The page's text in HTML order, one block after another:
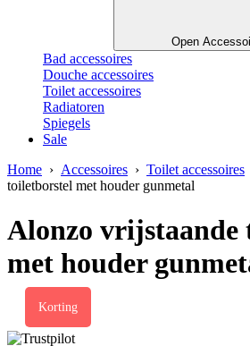
Open
Bad accessoires
Douche accessoires
Toilet accessoires
Radiatoren
Spiegels
Sale
Home › Accessoires › Toilet accessoires
toiletborstel met houder gunmetal
Alonzo vrijstaande
met houder
Korting